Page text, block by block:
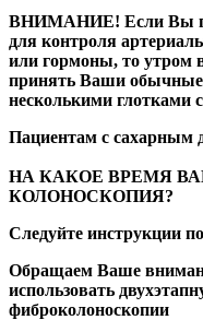
ВНИМАНИЕ! Если Вы
для контроля
или гормоны, то утром
принять Ваши обычные
несколькими глотками
Пациентам с сахарным
НА КАКОЕ ВРЕМЯ
КОЛОНОСКОПИЯ?
Следуйте инструкции
Обращаем Ваше
использовать
фиброколоноскопии